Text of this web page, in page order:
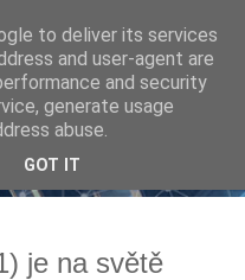
je na světě
to deliver its services
and user-agent are
and security
generate usage
abuse.
GOT IT